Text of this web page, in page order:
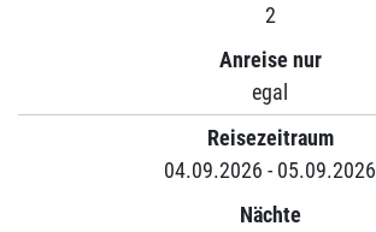
2
Anreise nur
egal
Reisezeitraum
04.09.2026 - 05.09.2026
Nächte